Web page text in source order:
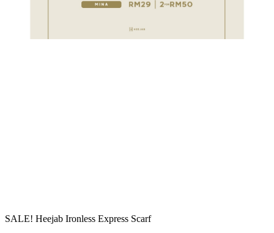
SALE! Heejab Ironless Express Scarf